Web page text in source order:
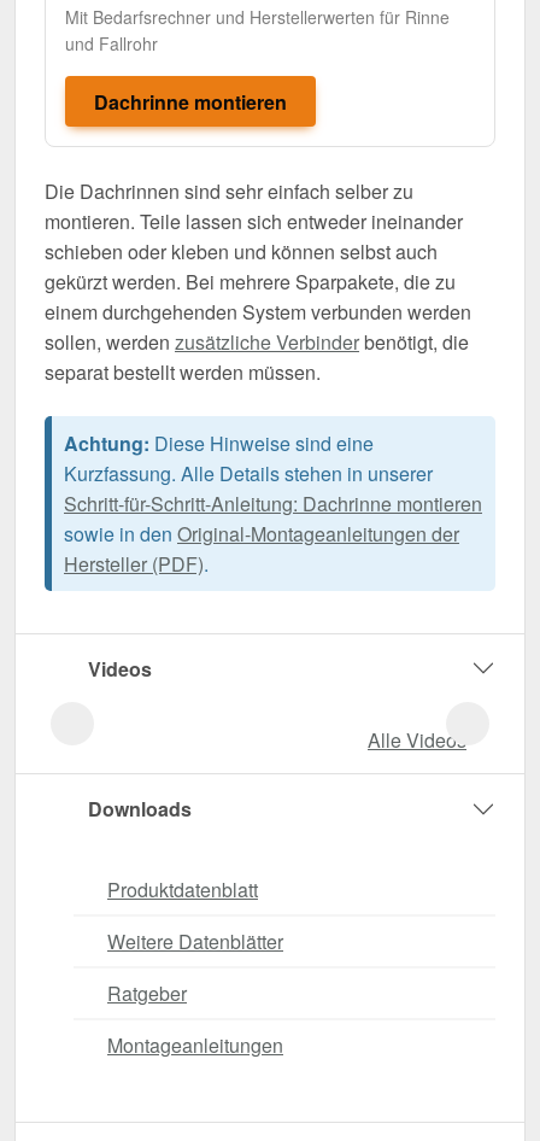
Mit Bedarfsrechner und Herstellerwerten für Rinne
und Fallrohr
Dachrinne montieren
Die Dachrinnen sind sehr einfach selber zu
montieren. Teile lassen sich entweder ineinander
schieben oder kleben und können selbst auch
gekürzt werden. Bei mehrere Sparpakete, die zu
einem durchgehenden System verbunden werden
sollen, werden zusätzliche Verbinderbenötigt, die
separat bestellt werden müssen.
Achtung: Diese Hinweise sind eine
Kurzfassung. Alle Details stehen in unserer
Schritt-für-Schritt-Anleitung: Dachrinne montieren
sowie in den Original-Montageanleitungen der
Hersteller (PDF).
Videos
Alle Videos
Downloads
Produktdatenblatt
Weitere Datenblätter
Ratgeber
Montageanleitungen